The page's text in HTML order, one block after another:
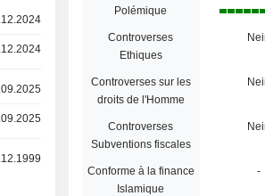
Polémique
Controverses
Ethiques
Controverses sur les
droits de l'Homme
Controverses
Subventions fiscales
Conforme à la finance
Islamique
-